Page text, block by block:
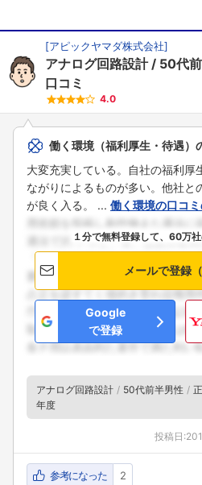
[アピックヤマダ株式会社]
アナログ回路設計 50代
口コミ
4.0
働く環境（福利厚生・待遇）
大変充実している。自社の福利厚
ながりによるものが多い。他社と
が良く入る。 ... 働く環境の口コ
１分で無料登録して、60万
メールで登録（
Google
で登録
アナログ回路設計 50代前半男性
年度
投稿日:
参考になった 2